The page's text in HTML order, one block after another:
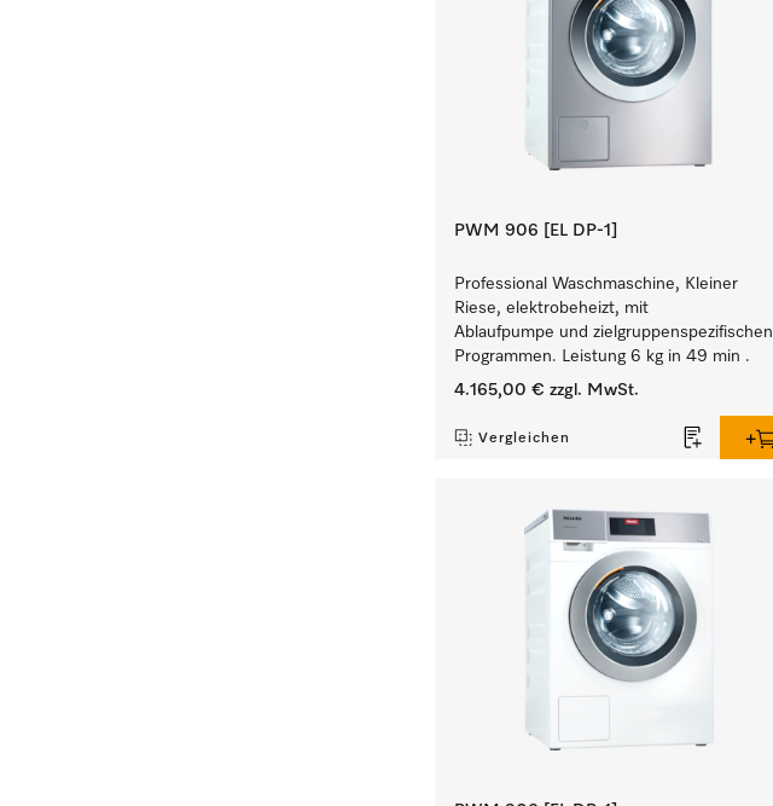
PWM 906 [EL DP-1]
Professional Waschmaschine, Kleiner
Riese, elektrobeheizt, mit
Ablaufpumpe und zielgruppenspezifischen
Programmen. Leistung 6 kg in 49 min .
4.165,00 € zzgl. MwSt.
Vergleichen